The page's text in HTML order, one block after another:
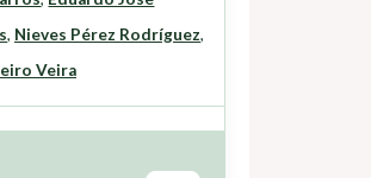
, Nieves Pérez Rodríguez,
Veira